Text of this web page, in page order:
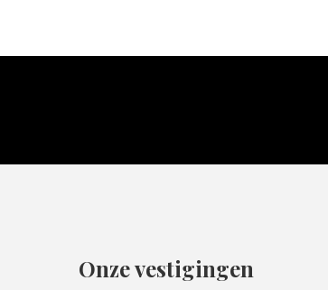
Onze vestigingen